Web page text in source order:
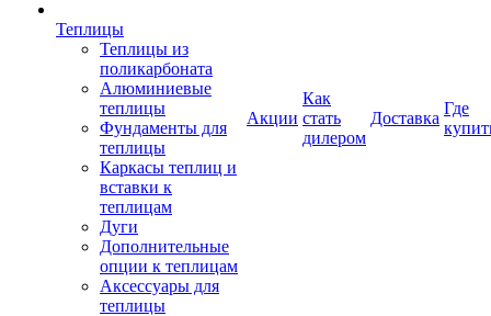
Теплицы
Теплицы из
поликарбоната
Алюминиевые
теплицы
Фундаменты для
теплицы
Каркасы теплиц и
вставки к
теплицам
Дуги
Дополнительные
опции к теплицам
Аксессуары для
теплицы
Акции
Как
стать
дилером
Доставка
Где